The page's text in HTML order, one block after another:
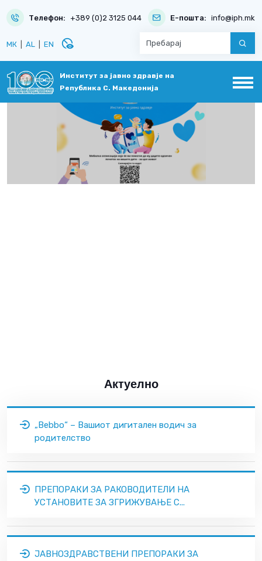
Телефон: +389 (0)2 3125 044 Е-пошта: info@iph.mk
МК AL EN disabled_visible
Институт за јавно здравје на
Република С. Македонија
Актуелно
„Bebbo“ – Вашиот дигитален водич за
родителство
ПРЕПОРАКИ ЗА РАКОВОДИТЕЛИ НА
УСТАНОВИТЕ ЗА ЗГРИЖУВАЊЕ С...
ЈАВНОЗДРАВСТВЕНИ ПРЕПОРАКИ ЗА